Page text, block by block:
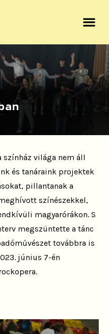
színház világa nem áll
és tanáraink projektek
pillantanak a
színészekkel,
magyarórákon. S
megszüntette a tánc
továbbra is
június 7-én